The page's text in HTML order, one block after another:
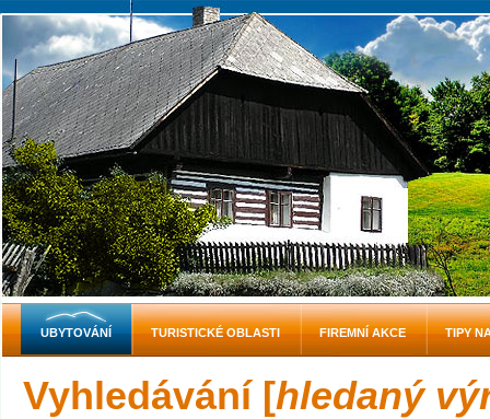
Vyhledávání [hledaný
UBYTOVÁNÍ TURISTICKÉ OBLASTI FIREMNÍ AKCE TIPY